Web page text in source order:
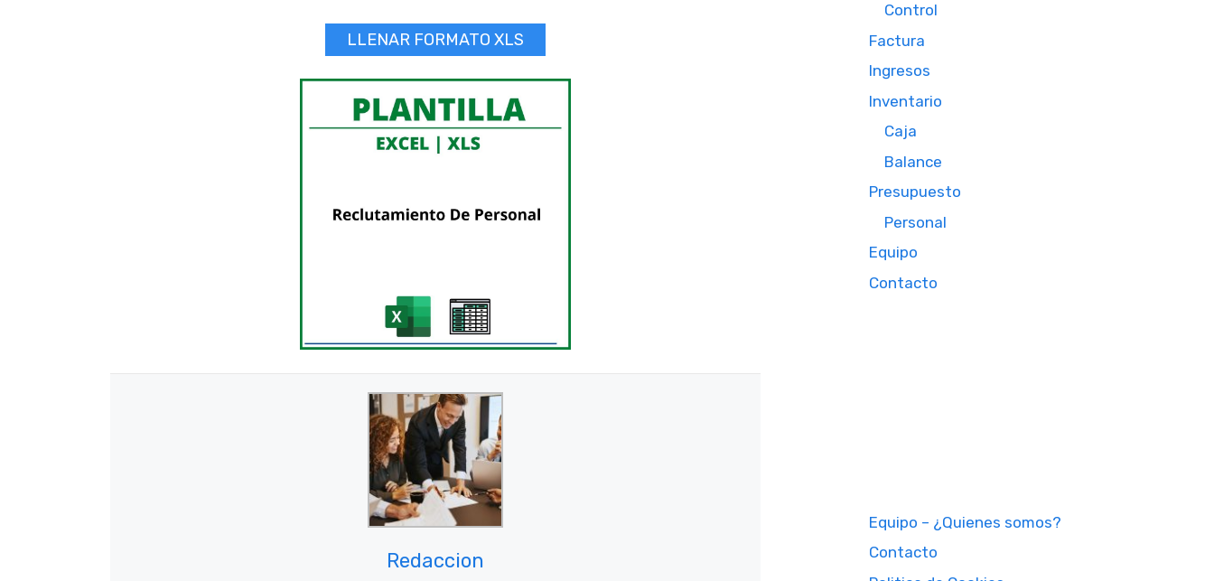
LLENAR FORMATO XLS
Redaccion
Control
Factura
Ingresos
Inventario
Caja
Balance
Presupuesto
Personal
Equipo
Contacto
Equipo – ¿Quienes somos?
Contacto